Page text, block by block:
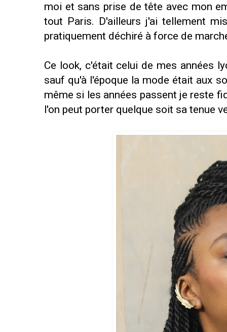
moi et sans prise de tête avec mon
tout Paris. D'ailleurs j'ai tellement
pratiquement déchiré à force de
Ce look, c'était celui de mes années
sauf qu'à l'époque la mode était aux
même si les années passent je reste
l'on peut porter quelque soit sa tenue